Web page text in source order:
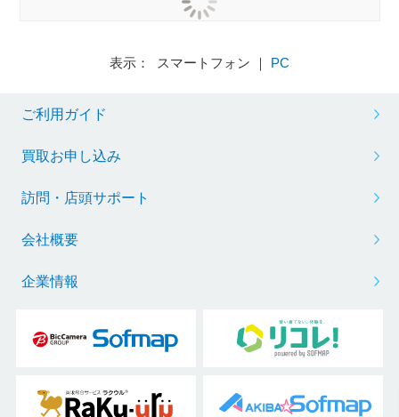
表示： スマートフォン ｜ PC
ご利用ガイド
買取お申し込み
訪問・店頭サポート
会社概要
企業情報